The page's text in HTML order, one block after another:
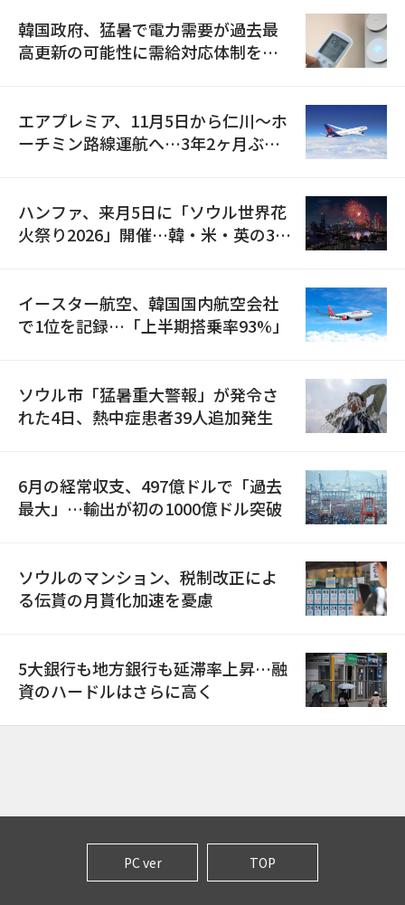
韓国政府、猛暑で電力需要が過去最
高更新の可能性に需給対応体制を点
エアプレミア、11月5日から仁川〜ホ
ーチミン路線運航へ…3年2ヶ月ぶり
ハンファ、来月5日に「ソウル世界花
火祭り2026」開催…韓・米・英の3カ
イースター航空、韓国国内航空会社
で1位を記録…「上半期搭乗率93%」
ソウル市「猛暑重大警報」が発令さ
れた4日、熱中症患者39人追加発生
6月の経常収支、497億ドルで「過去
最大」…輸出が初の1000億ドル突破
ソウルのマンション、税制改正によ
る伝貰の月貰化加速を憂慮
5大銀行も地方銀行も延滞率上昇…融
資のハードルはさらに高く
PC ver TOP